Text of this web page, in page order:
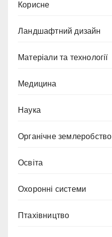
Корисне
Ландшафтний дизайн
Матеріали та технології
Медицина
Наука
Органічне землеробство
Освіта
Охоронні системи
Птахівництво